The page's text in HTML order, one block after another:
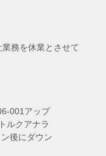
了のご案内
DR-200mini」に
」を付属して販
を中止させて
ット」販売
務を休業とさせて
001アップ
ルクアナラ
後にダウン